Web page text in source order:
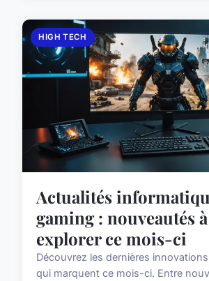
HIGH TECH
Actualités
gaming : nouveautés à
explorer ce mois-ci
Découvrez les dernières
qui marquent ce mois-ci. Entre